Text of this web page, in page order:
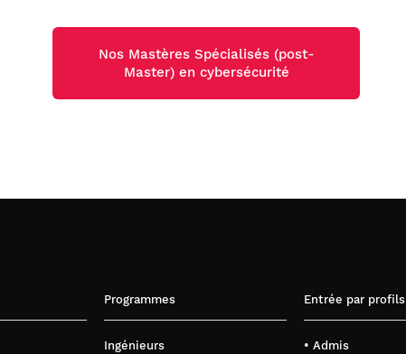
Nos Mastères Spécialisés (post-
Master) en cybersécurité
Programmes
Ingénieurs
Entrée par profils
• Admis